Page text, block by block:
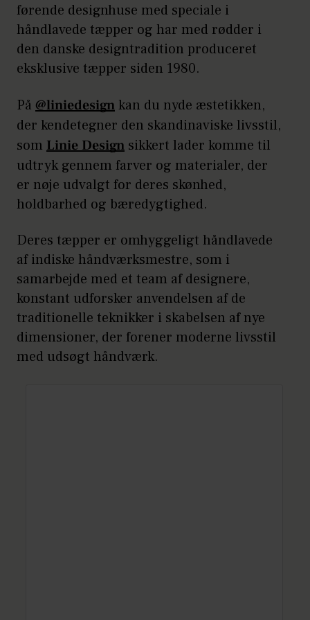
førende designhuse med speciale i
håndlavede tæpper og har med rødder i
den danske designtradition produceret
eksklusive tæpper siden 1980.
På @liniedesign kan du nyde æstetikken,
der kendetegner den skandinaviske livsstil,
som Linie Design sikkert lader komme til
udtryk gennem farver og materialer, der
er nøje udvalgt for deres skønhed,
holdbarhed og bæredygtighed.
Deres tæpper er omhyggeligt håndlavede
af indiske håndværksmestre, som i
samarbejde med et team af designere,
konstant udforsker anvendelsen af de
traditionelle teknikker i skabelsen af nye
dimensioner, der forener moderne livsstil
med udsøgt håndværk.